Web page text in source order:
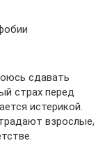
сдавать
страх перед
истерикой.
взрослые,